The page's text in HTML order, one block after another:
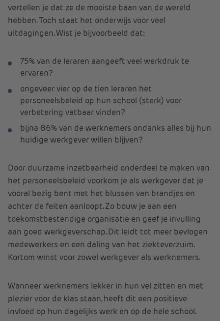
vertellen je dat ze de mooiste baan van de wereld
hebben. Toch staat het onderwijs voor veel
uitdagingen. Wist je bijvoorbeeld dat:
75% van de leraren aangeeft veel werkdruk te
ervaren?
ongeveer vier op de tien leraren het
personeelsbeleid op hun school (sterk) voor
verbetering vatbaar vinden?
bijna 86% van de werknemers ondanks alles bij hun
huidige werkgever willen blijven?
Door duurzame inzetbaarheid onderdeel te maken van
het personeelsbeleid voorkom je als werkgever dat je
vooral bezig bent met het blussen van brandjes en
achter de feiten aanloopt. Zo bouw je aan een
toekomstbestendige organisatie en geef je invulling
aan goed werkgeverschap. Dit leidt tot meer bevlogen
medewerkers en een daling van het ziekteverzuim.
Kortom winst voor zowel werkgever als werknemers.
Wanneer werknemers lekker in hun vel zitten en met
plezier voor de klas staan, heeft dit een positieve
invloed op hun dagelijks werk en op de hele school.